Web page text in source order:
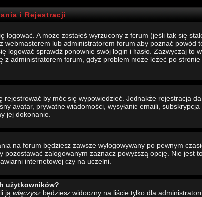
i Rejestracji
A może zostałeś wyrzucony z forum (jeśli tak się
lub administratorem forum aby poznać powód
logować sprawdź ponownie swój login i hasło. Zazwyczaj to
z administratorem forum, gdyż problem może leżeć po stronie
by móc się wypowiedzieć. Jednakże rejestracja
avatar, prywatne wiadomości, wysyłanie emaili, subskrypcja
jej dokonanie.
na forum będziesz zawsze wylogowywany po pewnym
zalogowanym zaznacz powyższą opcję. Nie jest to
internetowej czy na uczelni.
użytkowników?
ją włączysz będziesz widoczny na liście tylko dla